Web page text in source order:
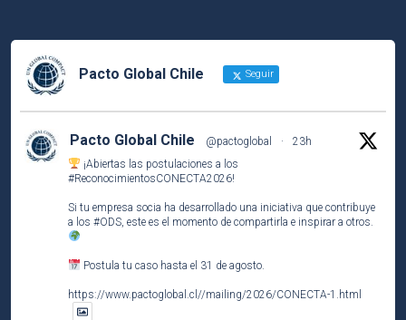
Pacto Global Chile Seguir
Pacto Global Chile @pactoglobal ·
23h
¡Abiertas las postulaciones a los
#ReconocimientosCONECTA2026!
Si tu empresa socia ha desarrollado una iniciativa que contribuye
a los #ODS , este es el momento de compartirla e inspirar a otros.
Postula tu caso hasta el 31 de agosto.
https://www.pactoglobal.cl//mailing/2026/CONECTA-1.html